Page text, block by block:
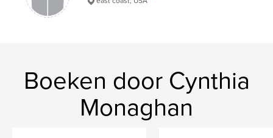
Boeken door Cynthia
Monaghan